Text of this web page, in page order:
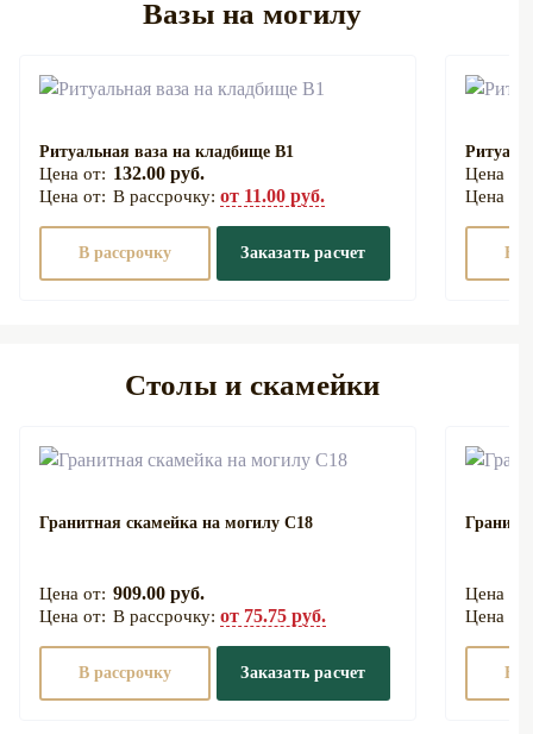
Вазы на могилу
Ритуальная ваза на кладбище В1
132.00 руб.
В рассрочку: от 11.00 руб.
В рассрочку Заказать расчет В
Столы и скамейки
Гранитная скамейка на могилу С18
909.00 руб.
В рассрочку: от 75.75 руб.
В рассрочку Заказать расчет В